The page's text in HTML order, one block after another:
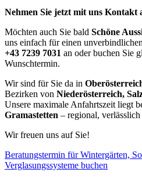
Nehmen Sie jetzt mit uns Kontakt
Möchten auch Sie bald Schöne
uns einfach für einen
+43 7239 7031 an oder buchen Sie
Wunschtermin.
Wir sind für Sie da in
Bezirken von Niederösterreich,
Unsere maximale Anfahrtszeit liegt
Gramastetten – regional,
Wir freuen uns auf Sie!
Beratungstermin für Wintergärten,
Verglasungssysteme buchen